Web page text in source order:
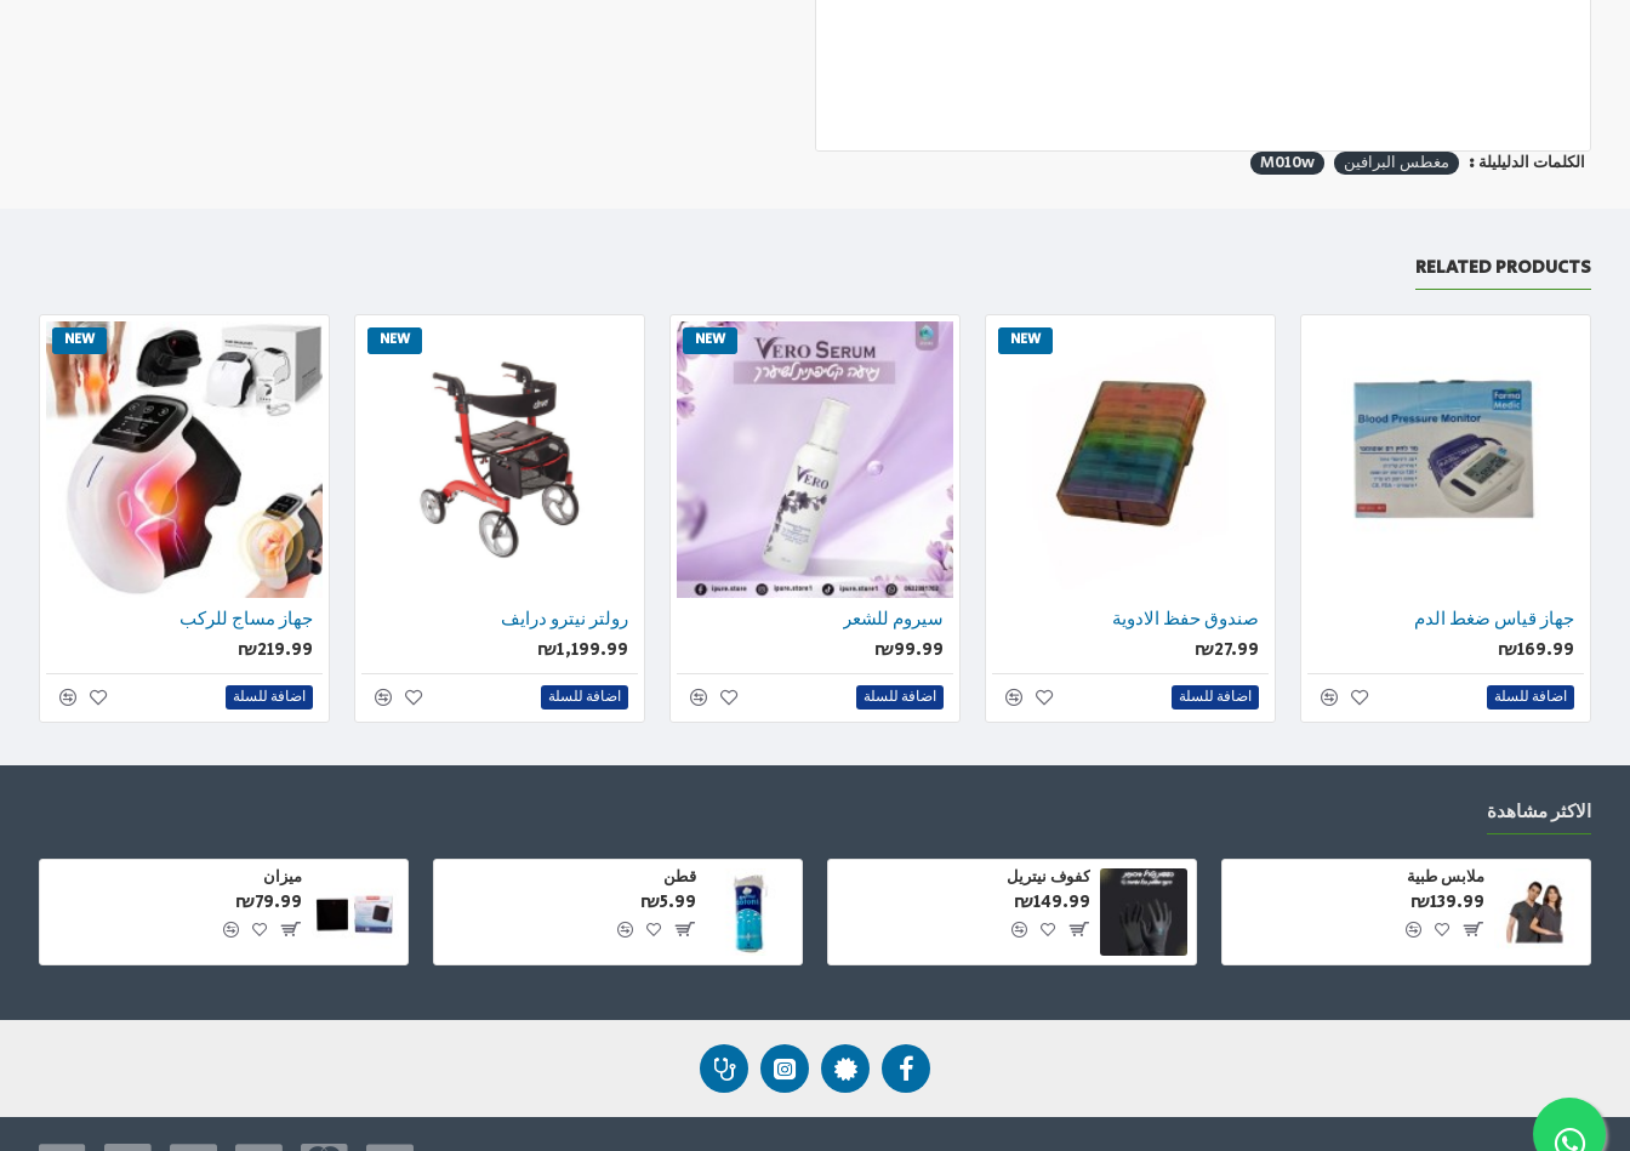
الكلمات الدليليلة : مغطس البرافين M010w
RELATED PRODUCTS
جهاز قياس ضغط الدم
₪169.99
اضافة للسلة
NEW
صندوق حفظ الادوية
₪27.99
اضافة للسلة
NEW
سيروم للشعر
₪99.99
اضافة للسلة
NEW
رولتر نيترو درايف
₪1,199.99
اضافة للسلة
NEW
جهاز مساج للركب
₪219.99
اضافة للسلة
الاكثر مشاهدة
ملابس طبية
₪139.99
كفوف نيتريل
₪149.99
قطن
₪5.99
ميزان
₪79.99